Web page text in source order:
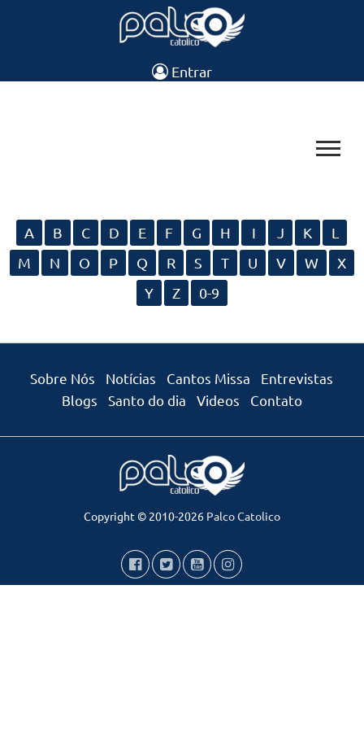
Entrar
A B C D E F G H I J K
L
M
N O P Q R S T U V W
X
Y
Z 0-9
Sobre Nós Notícias Cantos Missa
Entrevistas
Blogs
Santo do dia Videos Contato
Copyright © 2010-2026 Palco Catolico